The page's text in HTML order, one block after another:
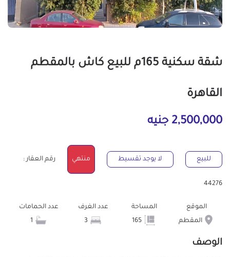
شقة سكنية 165م للبيع كاش بالمقطم
القاهرة
2,500,000 جنيه
للبيع لا يوجد تقسيط منتهي رقم العقار :
44276
الموقع
المقطم
المساحة
عدد الغرف
عدد الحمامات
الوصف